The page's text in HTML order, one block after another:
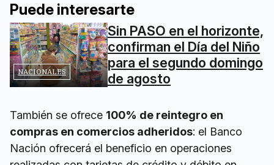
Puede interesarte
NACIONALES
Sin PASO en el horizonte,
confirman el Día del Niño
para el segundo domingo
de agosto
También se ofrece 100% de reintegro en
compras en comercios adheridos: el Banco
Nación ofrecerá el beneficio en operaciones